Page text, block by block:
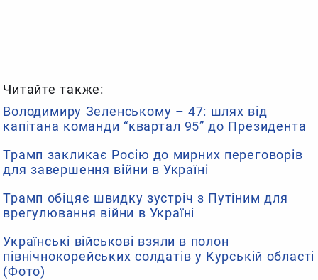
Читайте также:
Володимиру Зеленському – 47: шлях від
капітана команди “квартал 95” до Президента
Трамп закликає Росію до мирних переговорів
для завершення війни в Україні
Трамп обіцяє швидку зустріч з Путіним для
врегулювання війни в Україні
Українські військові взяли в полон
північнокорейських солдатів у Курській області
(Фото)